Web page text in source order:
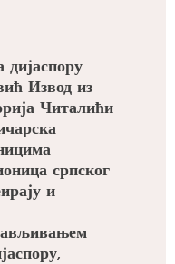
дијаспору
Извод из
Читалићи
српског
и